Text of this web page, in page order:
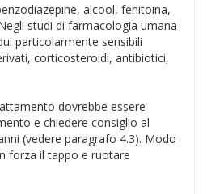
alcool, fenitoina,
studi di farmacologia umana
particolarmente sensibili
corticosteroidi, antibiotici,
dovrebbe essere
e chiedere consiglio al
(vedere paragrafo 4.3). Modo
forza il tappo e ruotare